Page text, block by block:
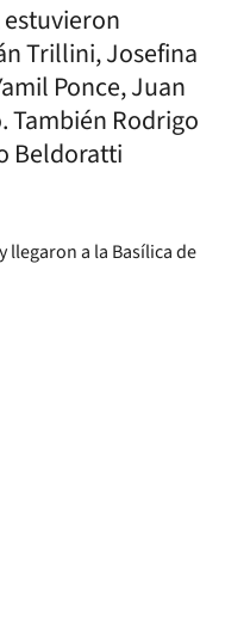
Trillini, Josefina
Ponce, Juan
También Rodrigo
Beldoratti